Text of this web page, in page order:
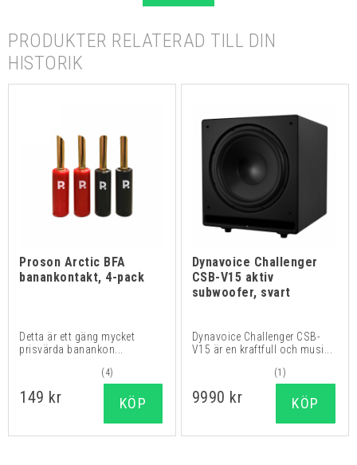
PRODUKTER RELATERAD TILL DIN
HISTORIK
Proson Arctic BFA
banankontakt, 4-pack
Detta är ett gäng mycket
prisvärda banankon...
(4)
149 kr KÖP
Dynavoice Challenger
CSB-V15 aktiv
subwoofer, svart
Dynavoice Challenger CSB-
V15 är en kraftfull och musi...
(1)
9990 kr KÖP